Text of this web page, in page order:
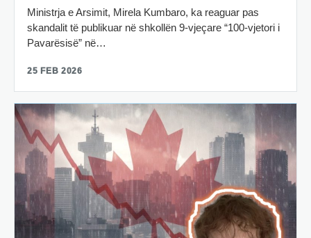
Ministrja e Arsimit, Mirela Kumbaro, ka reaguar pas
skandalit të publikuar në shkollën 9-vjeçare “100-vjetori i
Pavarësisë” në…
25 FEB 2026